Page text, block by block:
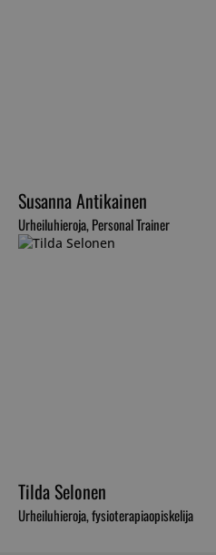
Susanna Antikainen
Urheiluhieroja, Personal Trainer
Tilda Selonen
Urheiluhieroja, fysioterapiaopiskelija